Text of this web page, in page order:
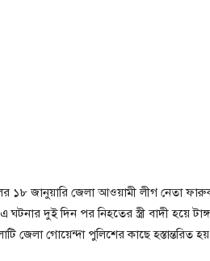
১৮ জানুয়ারি জেলা আওয়ামী লীগ নেতা
ঘটনার দুই দিন পর নিহতের স্ত্রী বাদী হয়ে
জেলা গোয়েন্দা পুলিশের কাছে হস্তান্তরিত